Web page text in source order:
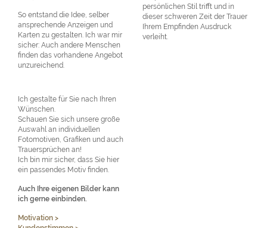
So entstand die Idee, selber
ansprechende Anzeigen und
Karten zu gestalten. Ich war mir
sicher: Auch andere Menschen
finden das vorhandene Angebot
unzureichend.
persönlichen Stil trifft und in
dieser schweren Zeit der Trauer
Ihrem Empfinden Ausdruck
verleiht.
Ich gestalte für Sie nach Ihren
Wünschen.
Schauen Sie sich unsere große
Auswahl an individuellen
Fotomotiven, Grafiken und auch
Trauersprüchen an!
Ich bin mir sicher, dass Sie hier
ein passendes Motiv finden.
Auch Ihre eigenen Bilder kann
ich gerne einbinden.
Motivation >